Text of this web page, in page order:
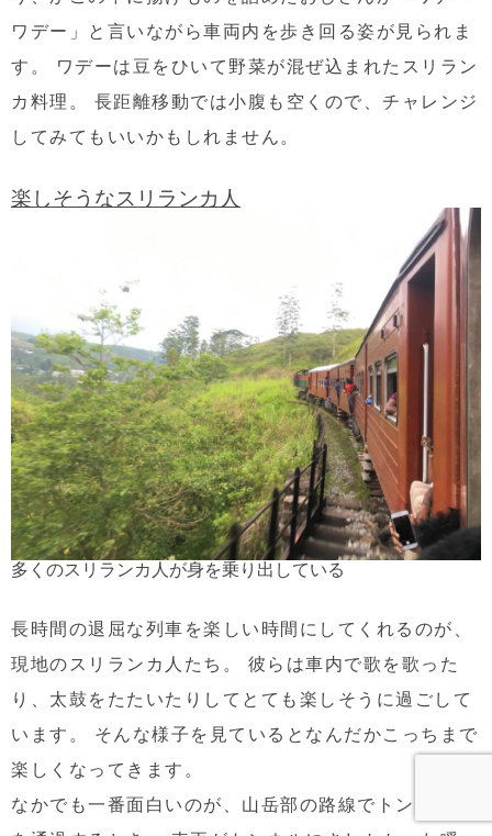
ワデー」と言いながら車両内を歩き回る姿が見られま
す。 ワデーは豆をひいて野菜が混ぜ込まれたスリラン
カ料理。 長距離移動では小腹も空くので、チャレンジ
してみてもいいかもしれません。
楽しそうなスリランカ人
多くのスリランカ人が身を乗り出している
長時間の退屈な列車を楽しい時間にしてくれるのが、
現地のスリランカ人たち。 彼らは車内で歌を歌った
り、太鼓をたたいたりしてとても楽しそうに過ごして
います。 そんな様子を見ているとなんだかこっちまで
楽しくなってきます。
なかでも一番面白いのが、山岳部の路線でトンネル内